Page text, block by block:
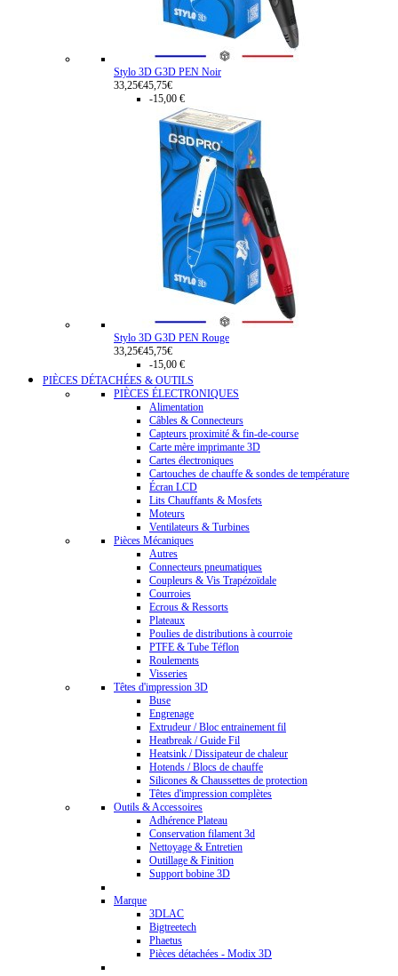
Stylo 3D G3D PEN Noir
33,25€45,75€
-15,00 €
Stylo 3D G3D PEN Rouge
33,25€45,75€
-15,00 €
PIÈCES DÉTACHÉES & OUTILS
PIÈCES ÉLECTRONIQUES
Alimentation
Câbles & Connecteurs
Capteurs proximité & fin-de-course
Carte mère imprimante 3D
Cartes électroniques
Cartouches de chauffe & sondes de température
Écran LCD
Lits Chauffants & Mosfets
Moteurs
Ventilateurs & Turbines
Pièces Mécaniques
Autres
Connecteurs pneumatiques
Coupleurs & Vis Trapézoïdale
Courroies
Ecrous & Ressorts
Plateaux
Poulies de distributions à courroie
PTFE & Tube Téflon
Roulements
Visseries
Têtes d'impression 3D
Buse
Engrenage
Extrudeur / Bloc entrainement fil
Heatbreak / Guide Fil
Heatsink / Dissipateur de chaleur
Hotends / Blocs de chauffe
Silicones & Chaussettes de protection
Têtes d'impression complètes
Outils & Accessoires
Adhérence Plateau
Conservation filament 3d
Nettoyage & Entretien
Outillage & Finition
Support bobine 3D
Marque
3DLAC
Bigtreetech
Phaetus
Pièces détachées - Modix 3D